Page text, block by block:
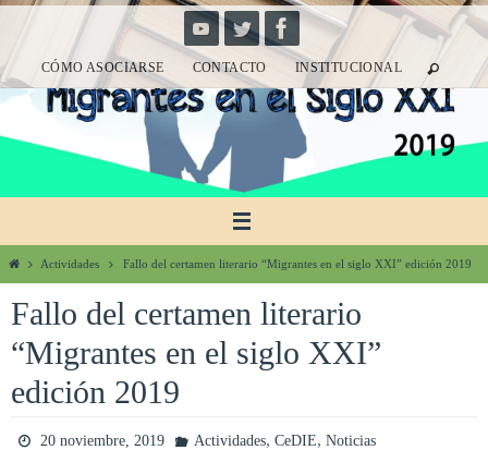
contenidoCÓMO ASOCIARSE CONTACTO INSTITUCIONAL
InicioActividades Fallo del certamen literario “Migrantes en el siglo XXI” edición 2019
Fallo del certamen literario
“Migrantes en el siglo XXI”
edición 2019
20 noviembre, 2019 Actividades, CeDIE, Noticias